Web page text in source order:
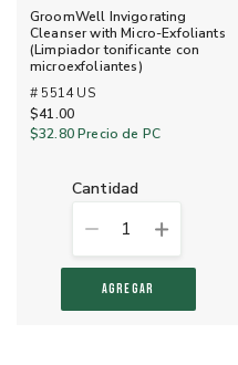
GroomWell Invigorating
Cleanser with Micro-Exfoliants
(Limpiador tonificante con
microexfoliantes)
# 5514 US
$41.00
$32.80Precio de PC
cantidad
1
AGREGAR